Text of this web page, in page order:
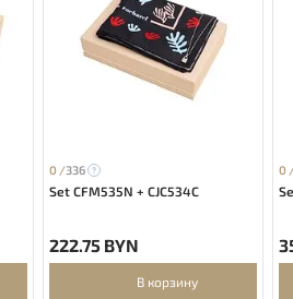
0 /336
Set CFM535N + CJC534C
222.75 BYN
В корзину
0